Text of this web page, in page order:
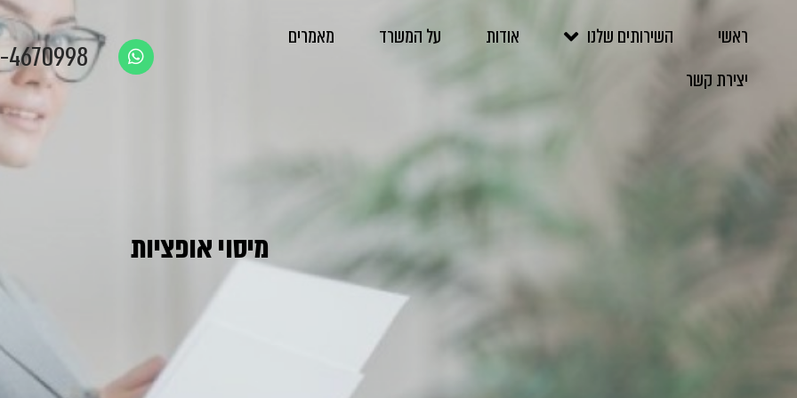
ראשי השירותים שלנו אודות על המשרד
מאמרים
יצירת קשר
מיסוי אופציות